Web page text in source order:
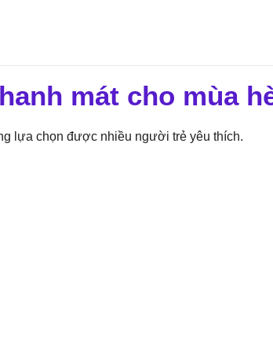
mát cho mùa
lựa chọn được nhiều người trẻ yêu thích.